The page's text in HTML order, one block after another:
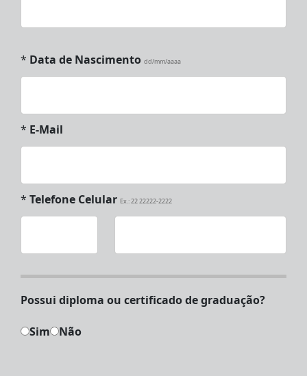
* Data de Nascimento dd/mm/aaaa
* E-Mail
* Telefone Celular Ex.: 22 22222-2222
Possui diploma ou certificado de graduação?
Sim Não